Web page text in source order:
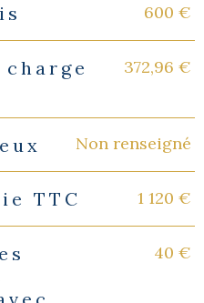
600 €
372,96 €
Non renseigné
TTC 1 120 €
40 €